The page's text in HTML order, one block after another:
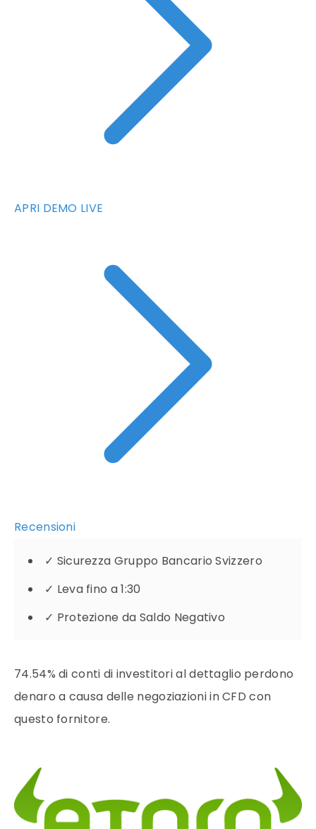
APRI DEMO LIVE
Recensioni
✓ Sicurezza Gruppo Bancario Svizzero
✓ Leva fino a 1:30
✓ Protezione da Saldo Negativo
74.54% di conti di investitori al dettaglio perdono
denaro a causa delle negoziazioni in CFD con
questo fornitore.